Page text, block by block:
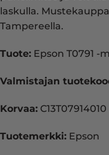
laskulla.
Tampereella.
Tuote: Epson T0791 -
Valmistajan
Korvaa: C13T07914010
Tuotemerkki: Epson